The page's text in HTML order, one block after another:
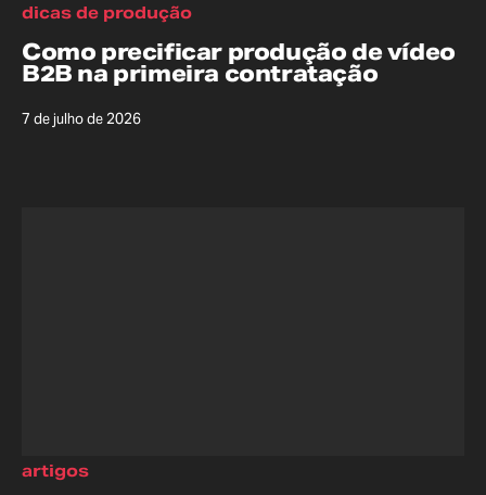
Como precificar produção de vídeo
B2B na primeira contratação
7 de julho de 2026
dicas de produção
artigos